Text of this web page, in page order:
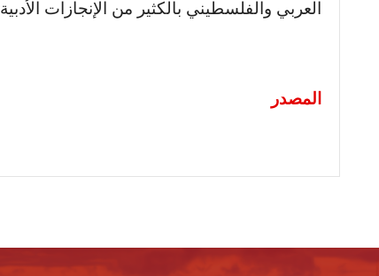
العربي والفلسطيني بالكثير من الإنجازات الأدبية
المصدر